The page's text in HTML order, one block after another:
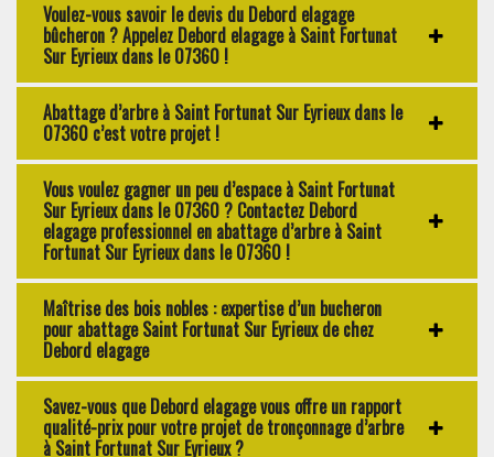
Voulez-vous savoir le devis du Debord elagage
bûcheron ? Appelez Debord elagage à Saint Fortunat
Sur Eyrieux dans le 07360 !
Abattage d’arbre à Saint Fortunat Sur Eyrieux dans le
07360 c’est votre projet !
Vous voulez gagner un peu d’espace à Saint Fortunat
Sur Eyrieux dans le 07360 ? Contactez Debord
elagage professionnel en abattage d’arbre à Saint
Fortunat Sur Eyrieux dans le 07360 !
Maîtrise des bois nobles : expertise d’un bucheron
pour abattage Saint Fortunat Sur Eyrieux de chez
Debord elagage
Savez-vous que Debord elagage vous offre un rapport
qualité-prix pour votre projet de tronçonnage d’arbre
à Saint Fortunat Sur Eyrieux ?